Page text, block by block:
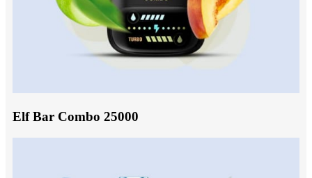
Elf Bar Combo 25000